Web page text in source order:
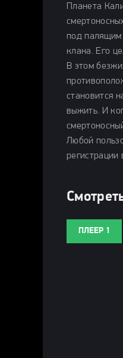
Планета
под палящим
клана. Его
В этом
становится
выжить. И
Любой
ПЛЕЕР 1